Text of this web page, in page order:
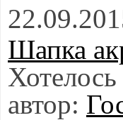
Шапка